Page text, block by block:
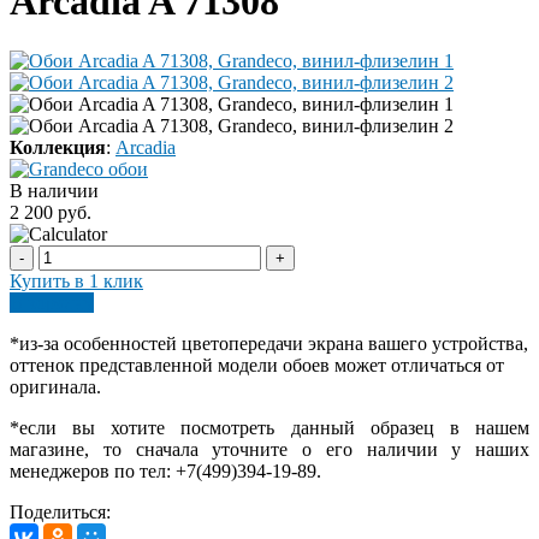
Коллекция: Arcadia
В наличии
2 200 руб.
- +
Купить в 1 клик
*из-за особенностей цветопередачи экрана вашего устройства,
оттенок представленной модели обоев может отличаться от
оригинала.
*если вы хотите посмотреть данный образец в нашем
магазине, то сначала уточните о его наличии у наших
менеджеров по тел: +7(499)394-19-89.
Поделиться: